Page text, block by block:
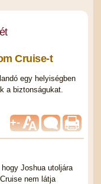
Cruise-t
egy helyiségben
a biztonságukat.
+-
Joshua utoljára
nem látja